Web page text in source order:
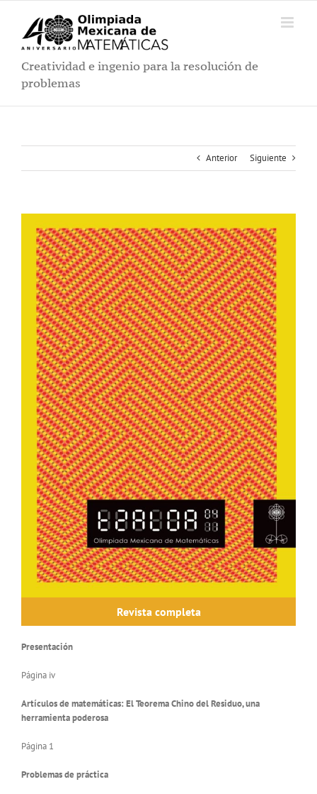
contenido
Creatividad e ingenio para la resolución de
problemas
Anterior Siguiente
Revista completa
Presentación
Página iv
Artículos de matemáticas: El Teorema Chino del Residuo, una
herramienta poderosa
Página 1
Problemas de práctica